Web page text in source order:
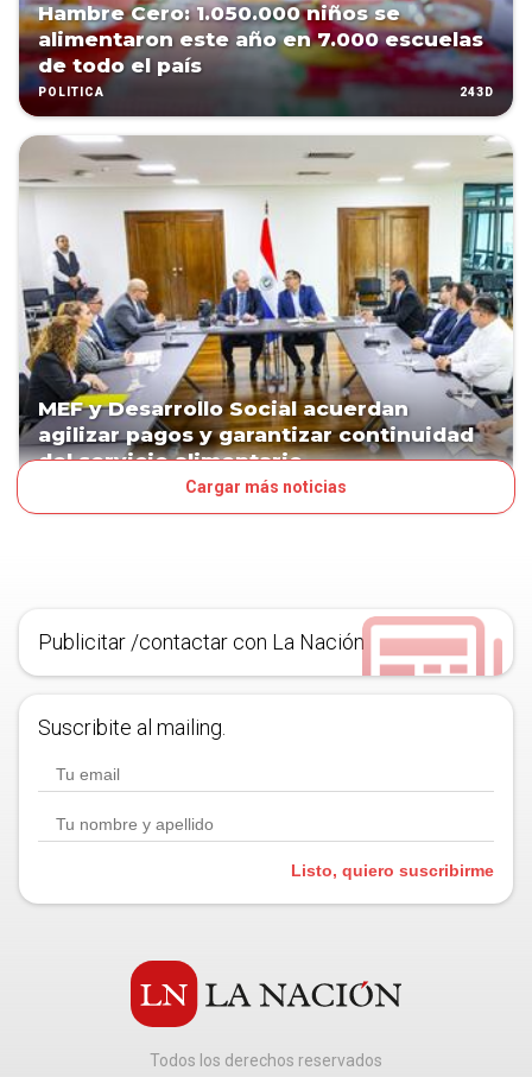
Hambre Cero: 1.050.000 niños se
alimentaron este año en 7.000 escuelas
de todo el país
POLÍTICA 243D
MEF y Desarrollo Social acuerdan
agilizar pagos y garantizar continuidad
del servicio alimentario
Cargar más noticias
Publicitar /contactar con La Nación
Suscribite al mailing.
Listo, quiero suscribirme
Todos los derechos reservados